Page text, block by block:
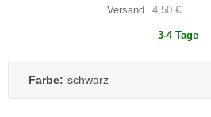
Versand 4,50 €
3-4 Tage
Farbe: schwarz